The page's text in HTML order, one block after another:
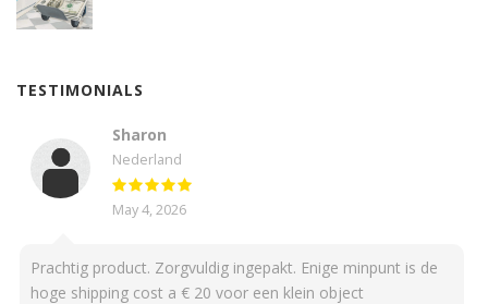
TESTIMONIALS
Sharon
Nederland
May 4, 2026
Prachtig product. Zorgvuldig ingepakt. Enige minpunt is de
hoge shipping cost a € 20 voor een klein object